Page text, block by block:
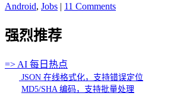
Android, Jobs | 11 Comments
强烈推荐
=> AI 每日热点
JSON 在线格式化，支持错误定位
MD5/SHA 编码，支持批量处理